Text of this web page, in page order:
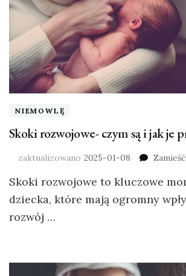
NIEMOWLĘ
Skoki rozwojowe- czym są i jak je
zaktualizowano 2025-01-08
Skoki rozwojowe to kluczowe
dziecka, które mają ogromny
rozwój …